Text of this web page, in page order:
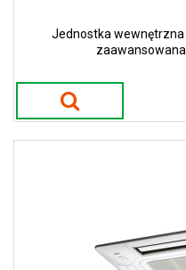
Jednostka wewnętrzna